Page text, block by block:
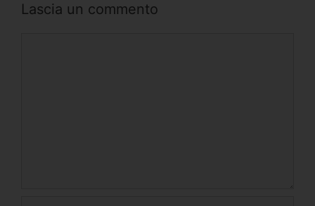
Lascia un commento